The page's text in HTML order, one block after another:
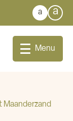
a a
Menu
Maanderzand